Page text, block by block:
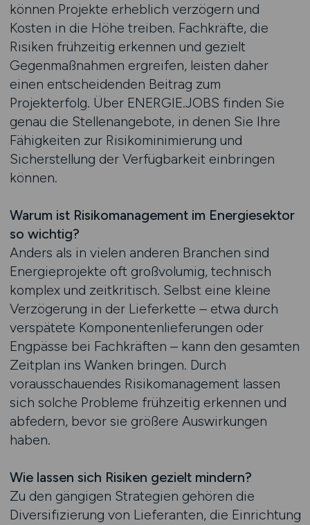
können Projekte erheblich verzögern und
Kosten in die Höhe treiben. Fachkräfte, die
Risiken frühzeitig erkennen und gezielt
Gegenmaßnahmen ergreifen, leisten daher
einen entscheidenden Beitrag zum
Projekterfolg. Über ENERGIE.JOBS finden Sie
genau die Stellenangebote, in denen Sie Ihre
Fähigkeiten zur Risikominimierung und
Sicherstellung der Verfügbarkeit einbringen
können.
Warum ist Risikomanagement im Energiesektor
so wichtig?
Anders als in vielen anderen Branchen sind
Energieprojekte oft großvolumig, technisch
komplex und zeitkritisch. Selbst eine kleine
Verzögerung in der Lieferkette – etwa durch
verspätete Komponentenlieferungen oder
Engpässe bei Fachkräften – kann den gesamten
Zeitplan ins Wanken bringen. Durch
vorausschauendes Risikomanagement lassen
sich solche Probleme frühzeitig erkennen und
abfedern, bevor sie größere Auswirkungen
haben.
Wie lassen sich Risiken gezielt mindern?
Zu den gängigen Strategien gehören die
Diversifizierung von Lieferanten, die Einrichtung